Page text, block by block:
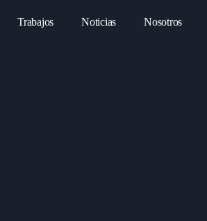
Trabajos Noticias Nosotros